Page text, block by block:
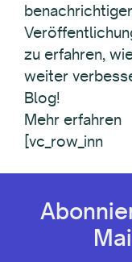
zu erfahren,
weiter
Blog!
Mehr erfahren
[vc_row_inn